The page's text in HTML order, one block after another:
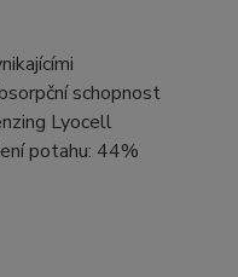
schopnost
Lyocell
potahu: 44%